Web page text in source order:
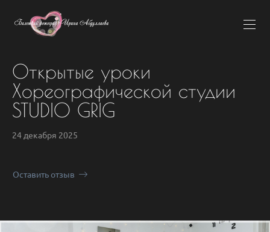
Открытые уроки
Хореографической студии
STUDIO GRIG
24 декабря 2025
Оставить отзыв